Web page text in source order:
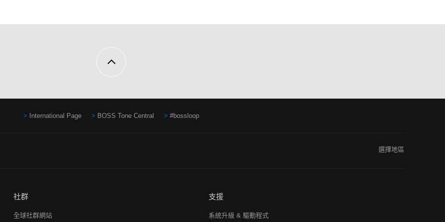
International Page BOSS Tone Central #bossloop
選擇地區
社群
全球社群網站
支援
系統升級 & 驅動程式